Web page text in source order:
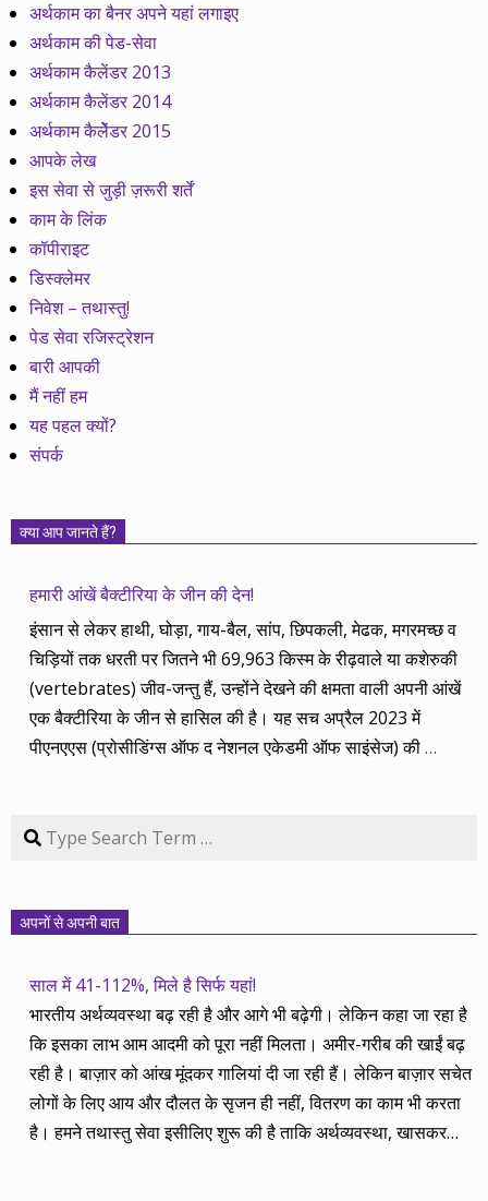
अर्थकाम का बैनर अपने यहां लगाइए
अर्थकाम की पेड-सेवा
अर्थकाम कैलेंडर 2013
अर्थकाम कैलेंडर 2014
अर्थकाम कैलेेंडर 2015
आपके लेख
इस सेवा से जुड़ी ज़रूरी शर्तें
काम के लिंक
कॉपीराइट
डिस्क्लेमर
निवेश – तथास्तु!
पेड सेवा रजिस्ट्रेशन
बारी आपकी
मैं नहीं हम
यह पहल क्यों?
संपर्क
क्या आप जानते हैं?
हमारी आंखें बैक्टीरिया के जीन की देन!
इंसान से लेकर हाथी, घोड़ा, गाय-बैल, सांप, छिपकली, मेढक, मगरमच्छ व
चिड़ियों तक धरती पर जितने भी 69,963 किस्म के रीढ़वाले या कशेरुकी
(vertebrates) जीव-जन्तु हैं, उन्होंने देखने की क्षमता वाली अपनी आंखें
एक बैक्टीरिया के जीन से हासिल की है। यह सच अप्रैल 2023 में
पीएनएएस (प्रोसीडिंग्स ऑफ द नेशनल एकेडमी ऑफ साइंसेज) की…
Search
अपनों से अपनी बात
साल में 41-112%, मिले है सिर्फ यहां!
भारतीय अर्थव्यवस्था बढ़ रही है और आगे भी बढ़ेगी। लेकिन कहा जा रहा है
कि इसका लाभ आम आदमी को पूरा नहीं मिलता। अमीर-गरीब की खाईं बढ़
रही है। बाज़ार को आंख मूंदकर गालियां दी जा रही हैं। लेकिन बाज़ार सचेत
लोगों के लिए आय और दौलत के सृजन ही नहीं, वितरण का काम भी करता
है। हमने तथास्तु सेवा इसीलिए शुरू की है ताकि अर्थव्यवस्था, खासकर